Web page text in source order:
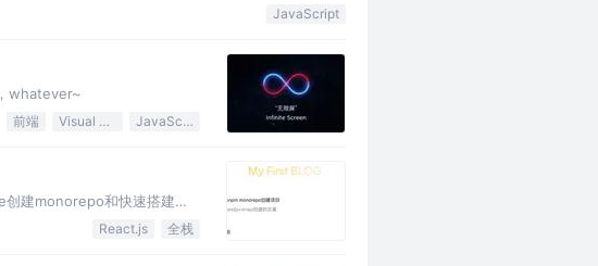
成的系列文章的链接，本系列文章还在不断更新欢
JavaScript
whatever~
前端 Visual Studio Code JavaScript
建monorepo和快速搭建自
React.js 全栈